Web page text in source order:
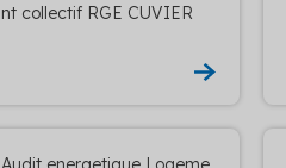
nt collectif RGE CUVIER